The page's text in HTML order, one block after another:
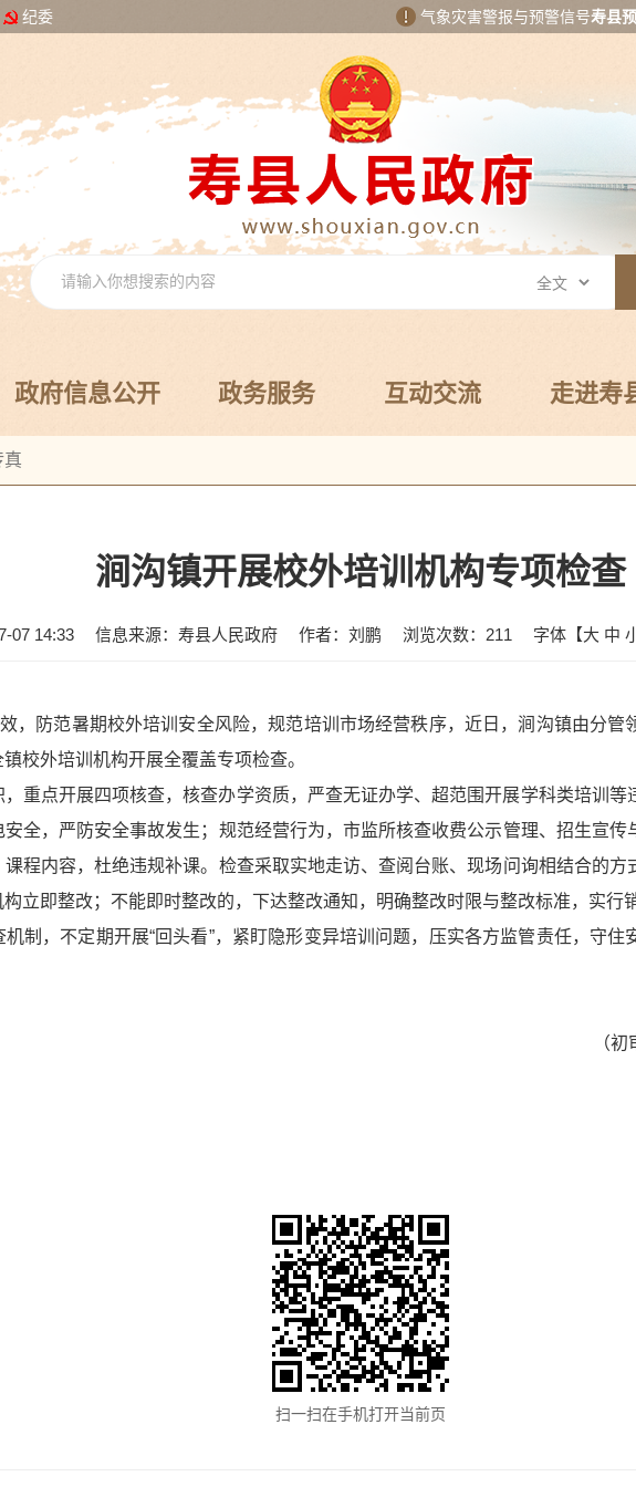
纪委 气象灾害警报与预警信号寿县
政府信息公开 政务服务 互动交流 走进寿
真
涧沟镇开展校外培训机构专项检查
07 14:33 信息来源：寿县人民政府 作者：刘鹏 浏览次数： 211 字体【大 中
，防范暑期校外培训安全风险，规范培训市场经营秩序，近日，涧沟镇由分管
校外培训机构开展全覆盖专项检查。
重点开展四项核查，核查办学资质，严查无证办学、超范围开展学科类培训
全，严防安全事故发生；规范经营行为，市监所核查收费公示管理、招生宣
程内容，杜绝违规补课。检查采取实地走访、查阅台账、现场问询相结合的方
立即整改；不能即时整改的，下达整改通知，明确整改时限与整改标准，实行
制，不定期开展“回头看”，紧盯隐形变异培训问题，压实各方监管责任，守
（
扫一扫在手机打开当前页